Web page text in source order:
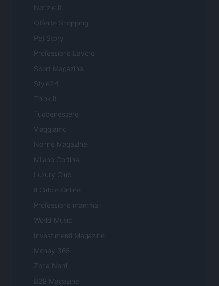
Notizie.it
Offerte Shopping
Pet Story
Professione Lavoro
Sport Magazine
Style24
Think.it
Tuobenessere
Viaggiamo
Nonne Magazine
Milano Cortina
Luxury Club
Il Calcio Online
Professione mamma
World Music
Investimenti Magazine
Money 365
Zona Nerd
B2B Magazine